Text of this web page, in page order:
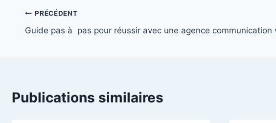
Navigation
de
PRÉCÉDENT
Guide pas à pas pour réussir avec une agence communication
Publications similaires